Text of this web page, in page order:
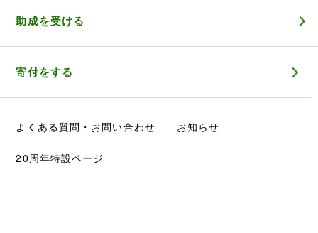
助成を受ける
寄付をする
よくある質問・お問い合わせ お知らせ
20周年特設ページ